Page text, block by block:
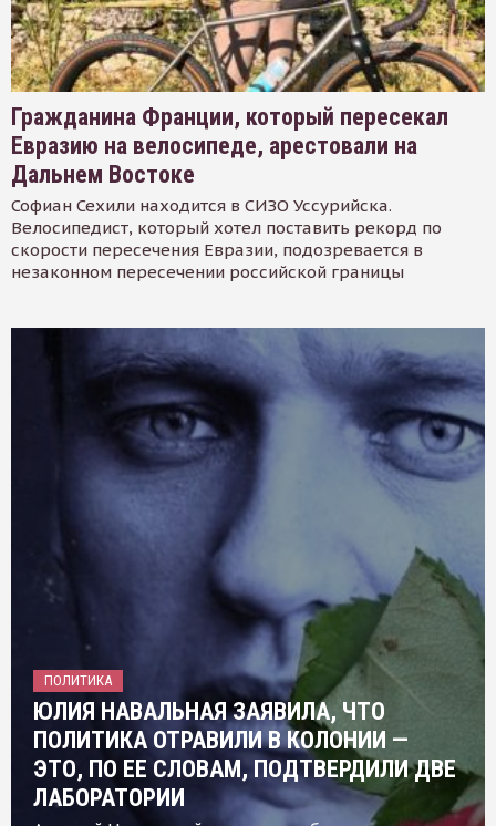
Гражданина Франции, который пересекал
Евразию на велосипеде, арестовали на
Дальнем Востоке
Софиан Сехили находится в СИЗО Уссурийска.
Велосипедист, который хотел поставить рекорд по
скорости пересечения Евразии, подозревается в
незаконном пересечении российской границы
ПОЛИТИКА
ЮЛИЯ НАВАЛЬНАЯ ЗАЯВИЛА, ЧТО
ПОЛИТИКА ОТРАВИЛИ В КОЛОНИИ —
ЭТО, ПО ЕЕ СЛОВАМ, ПОДТВЕРДИЛИ ДВЕ
ЛАБОРАТОРИИ